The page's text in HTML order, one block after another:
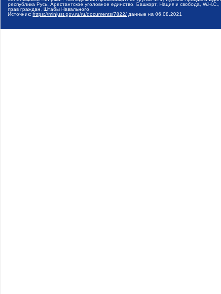
республика Русь, Арестантское уголовное единство, Башкорт, Нация и свобода,
прав граждан, Штабы Навального
Источник: https://minjust.gov.ru/ru/documents/7822/ данные на 06.08.2021